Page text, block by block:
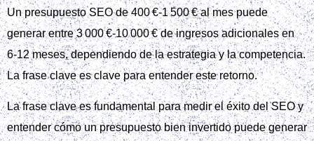
Un presupuesto SEO de 400 €‑1 500 € al mes puede
generar entre 3 000 €‑10 000 € de ingresos adicionales en
6‑12 meses, dependiendo de la estrategia y la competencia.
La frase clave es clave para entender este retorno.
La frase clave es fundamental para medir el éxito del SEO y
entender cómo un presupuesto bien invertido puede generar